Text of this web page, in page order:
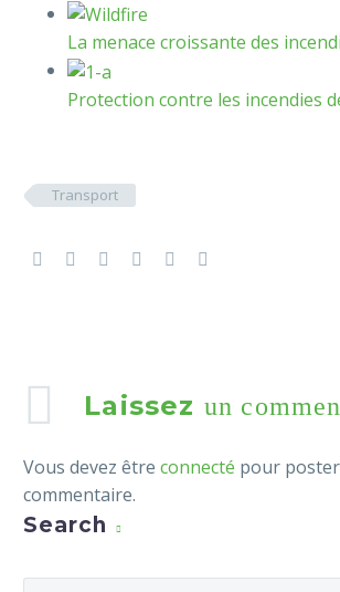
La menace croissante des
Protection contre les incendies
Transport
Laissez un
Vous devez être connecté pour
commentaire.
Search